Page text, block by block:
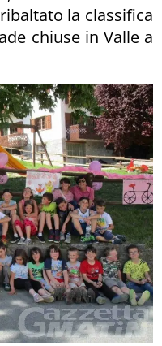
la classifica
chiuse in Valle a